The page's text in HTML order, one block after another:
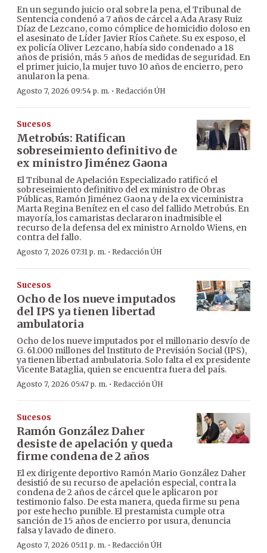
En un segundo juicio oral sobre la pena, el Tribunal de
Sentencia condenó a 7 años de cárcel a Ada Arasy Ruiz
Díaz de Lezcano, como cómplice de homicidio doloso en
el asesinato de Líder Javier Ríos Cañete. Su ex esposo, el
ex policía Oliver Lezcano, había sido condenado a 18
años de prisión, más 5 años de medidas de seguridad. En
el primer juicio, la mujer tuvo 10 años de encierro, pero
anularon la pena.
Agosto 7, 2026 09:54 p. m. · Redacción ÚH
Sucesos
Metrobús: Ratifican
sobreseimiento definitivo de
ex ministro Jiménez Gaona
El Tribunal de Apelación Especializado ratificó el
sobreseimiento definitivo del ex ministro de Obras
Públicas, Ramón Jiménez Gaona y de la ex viceministra
Marta Regina Benítez en el caso del fallido Metrobús. En
mayoría, los camaristas declararon inadmisible el
recurso de la defensa del ex ministro Arnoldo Wiens, en
contra del fallo.
Agosto 7, 2026 07:31 p. m. · Redacción ÚH
Sucesos
Ocho de los nueve imputados
del IPS ya tienen libertad
ambulatoria
Ocho de los nueve imputados por el millonario desvío de
G. 61.000 millones del Instituto de Previsión Social (IPS),
ya tienen libertad ambulatoria. Solo falta el ex presidente
Vicente Bataglia, quien se encuentra fuera del país.
Agosto 7, 2026 05:47 p. m. · Redacción ÚH
Sucesos
Ramón González Daher
desiste de apelación y queda
firme condena de 2 años
El ex dirigente deportivo Ramón Mario González Daher
desistió de su recurso de apelación especial, contra la
condena de 2 años de cárcel que le aplicaron por
testimonio falso. De esta manera, queda firme su pena
por este hecho punible. El prestamista cumple otra
sanción de 15 años de encierro por usura, denuncia
falsa y lavado de dinero.
Agosto 7, 2026 05:11 p. m. · Redacción ÚH